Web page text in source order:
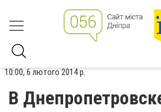
10:00, 6 лютого 2014 р.
В